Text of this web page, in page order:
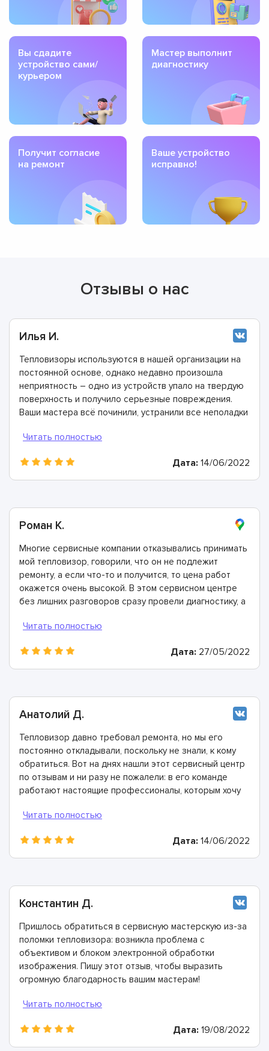
Вы сдадите
устройство сами/
курьером
Мастер выполнит
диагностику
Получит согласие
на ремонт
Ваше устройство
исправно!
Отзывы о нас
Илья И.
Тепловизоры используются в нашей организации на
постоянной основе, однако недавно произошла
неприятность – одно из устройств упало на твердую
поверхность и получило серьезные повреждения.
Ваши мастера всё починили, устранили все неполадки
Дата: 14/06/2022
Роман К.
Многие сервисные компании отказывались принимать
мой тепловизор, говорили, что он не подлежит
ремонту, а если что-то и получится, то цена работ
окажется очень высокой. В этом сервисном центре
без лишних разговоров сразу провели диагностику, а
Дата: 27/05/2022
Анатолий Д.
Тепловизор давно требовал ремонта, но мы его
постоянно откладывали, поскольку не знали, к кому
обратиться. Вот на днях нашли этот сервисный центр
по отзывам и ни разу не пожалели: в его команде
работают настоящие профессионалы, которым хочу
Дата: 14/06/2022
Константин Д.
Пришлось обратиться в сервисную мастерскую из-за
поломки тепловизора: возникла проблема с
объективом и блоком электронной обработки
изображения. Пишу этот отзыв, чтобы выразить
огромную благодарность вашим мастерам!
Дата: 19/08/2022